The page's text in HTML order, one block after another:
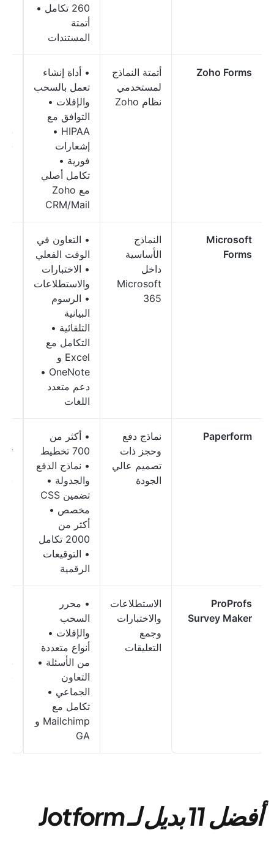
260 تكامل •
أتمتة
المستندات
Zoho Forms
أتمتة النماذج
لمستخدمي
نظام Zoho
• أداة إنشاء
تعمل بالسحب
والإفلات •
التوافق مع
HIPAA •
إشعارات
فورية •
تكامل أصلي
مع Zoho
CRM/Mail
Microsoft
Forms
النماذج
الأساسية
داخل
Microsoft
365
• التعاون في
الوقت الفعلي
• الاختبارات
والاستطلاعات
• الرسوم
البيانية
التلقائية •
التكامل مع
Excel و
OneNote •
دعم متعدد
اللغات
Paperform
نماذج دفع
وحجز ذات
تصميم عالي
الجودة
• أكثر من
700 تخطيط
• نماذج الدفع
والجدولة •
تضمين CSS
مخصص •
أكثر من
2000 تكامل
• التوقيعات
الرقمية
ProProfs
Survey Maker
الاستطلاعات
والاختبارات
وجمع
التعليقات
• محرر
السحب
والإفلات •
أنواع متعددة
من الأسئلة •
التعاون
الجماعي •
تكامل مع
Mailchimp و
GA
أفضل 11 بديل لـ Jotform